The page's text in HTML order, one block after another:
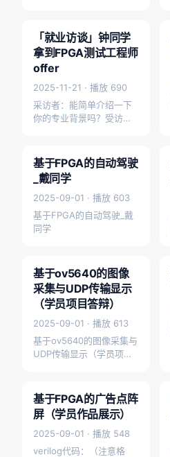
若小车检…
就业访谈
「就业访谈」钟同学
拿到FPGA测试工程师
offer
2025-11-21 · 播放 690
采访者：能简单介绍一下
你的专业背景吗？受访
的，在学校做了FPGA相关
的毕设，…
学员作品
基于FPGA的自动驾驶
_戴同学
2025-09-01 · 播放 603
基于FPGA的自动驾驶_戴
同学
学员作品
基于ov5640的图像
采集与UDP传输显示
（学员项目答辩）
2025-09-01 · 播放 613
基于ov5640的图像采集与
UDP传输显示（学员项目
学员作品
基于FPGA的广告点阵
屏（学员作品展示）
2025-09-01 · 播放 548
verilog代码：（注意格